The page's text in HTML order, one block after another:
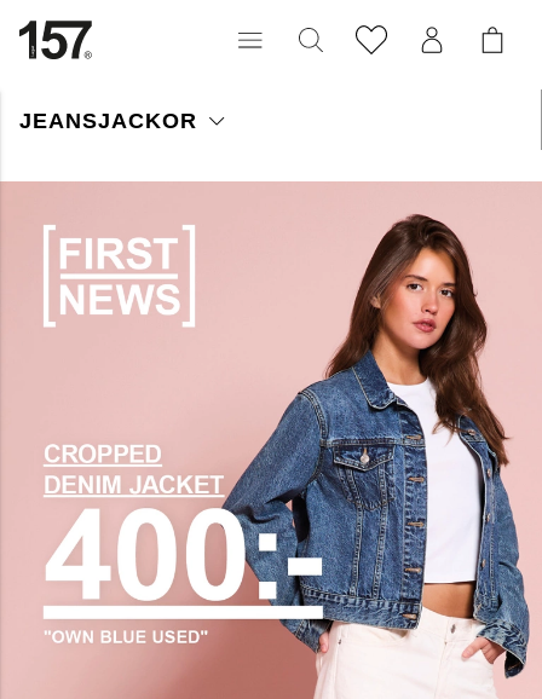
JEANSJACKOR
barn. Vi erbjuder olika modeller och tvättar som passar alla
högkvalitativ denim och erbjuder både trendiga och klassiska
stilar.